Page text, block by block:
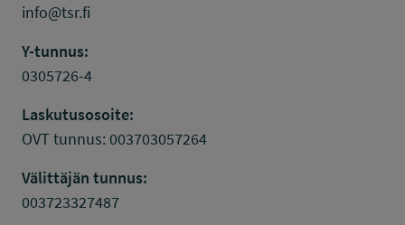
info@tsr.fi
Y-tunnus:
0305726-4
Laskutusosoite:
OVT tunnus: 003703057264
Välittäjän tunnus:
003723327487